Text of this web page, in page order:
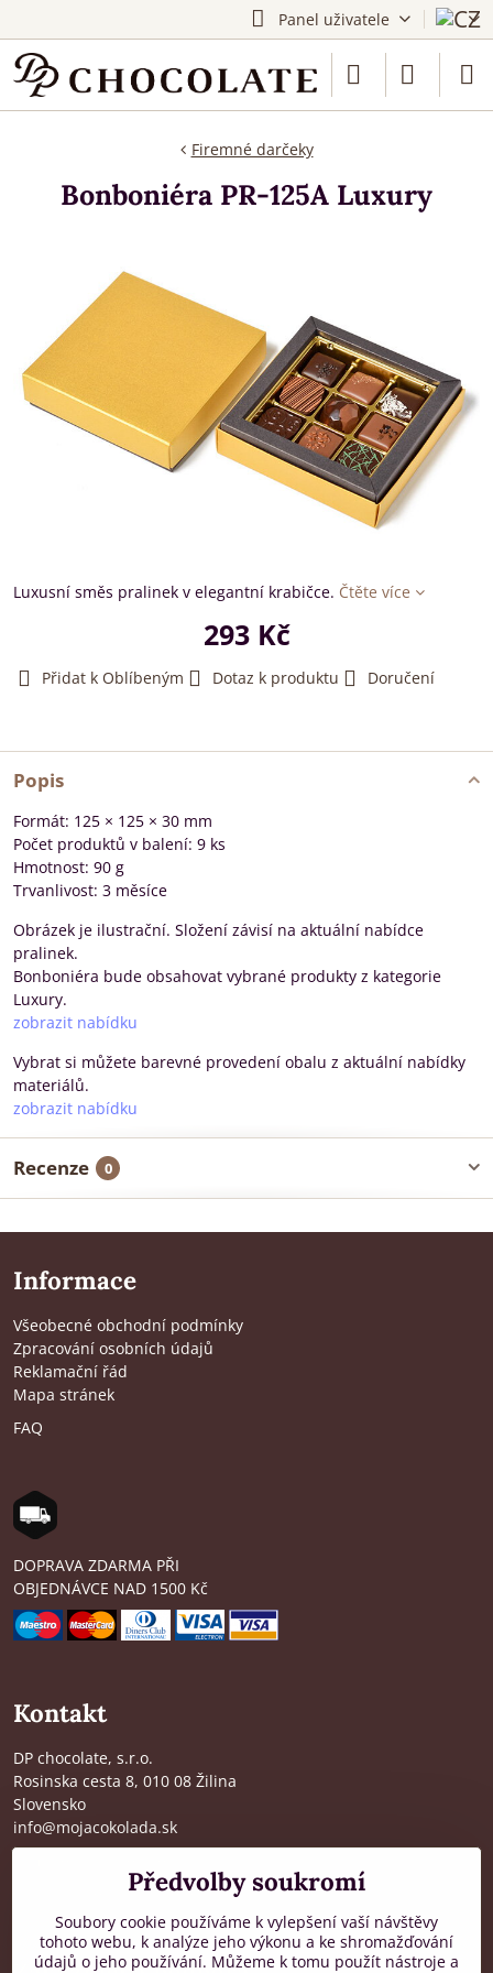
Panel uživatele
Firemné darčeky
Bonboniéra PR-125A Luxury
Luxusní směs pralinek v elegantní krabičce. Čtěte více
293 Kč
Přidat k Oblíbeným Dotaz k produktu Doručení
Popis
Formát: 125 × 125 × 30 mm
Počet produktů v balení: 9 ks
Hmotnost: 90 g
Trvanlivost: 3 měsíce
Obrázek je ilustrační. Složení závisí na aktuální nabídce
pralinek.
Bonboniéra bude obsahovat vybrané produkty z kategorie
Luxury.
zobrazit nabídku
Vybrat si můžete barevné provedení obalu z aktuální nabídky
materiálů.
zobrazit nabídku
Recenze 0
Informace
Všeobecné obchodní podmínky
Zpracování osobních údajů
Reklamační řád
Mapa stránek
FAQ
DOPRAVA ZDARMA PŘI
OBJEDNÁVCE NAD 1500 Kč
Kontakt
DP chocolate, s.r.o.
Rosinska cesta 8, 010 08 Žilina
Slovensko
info@mojacokolada.sk
Kde nás najdete
Předvolby soukromí
Soubory cookie používáme k vylepšení vaší návštěvy
tohoto webu, k analýze jeho výkonu a ke shromažďování
údajů o jeho používání. Můžeme k tomu použít nástroje a